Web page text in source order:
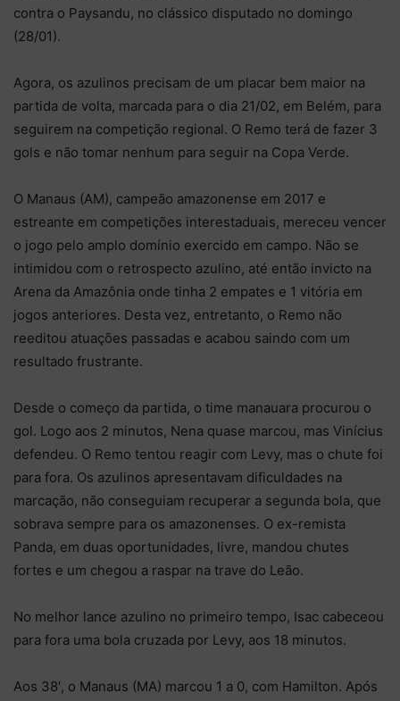
contra o Paysandu, no clássico disputado no domingo
(28/01).
Agora, os azulinos precisam de um placar bem maior na
partida de volta, marcada para o dia 21/02, em Belém, para
seguirem na competição regional. O Remo terá de fazer 3
gols e não tomar nenhum para seguir na Copa Verde.
O Manaus (AM), campeão amazonense em 2017 e
estreante em competições interestaduais, mereceu vencer
o jogo pelo amplo domínio exercido em campo. Não se
intimidou com o retrospecto azulino, até então invicto na
Arena da Amazônia onde tinha 2 empates e 1 vitória em
jogos anteriores. Desta vez, entretanto, o Remo não
reeditou atuações passadas e acabou saindo com um
resultado frustrante.
Desde o começo da partida, o time manauara procurou o
gol. Logo aos 2 minutos, Nena quase marcou, mas Vinícius
defendeu. O Remo tentou reagir com Levy, mas o chute foi
para fora. Os azulinos apresentavam dificuldades na
marcação, não conseguiam recuperar a segunda bola, que
sobrava sempre para os amazonenses. O ex-remista
Panda, em duas oportunidades, livre, mandou chutes
fortes e um chegou a raspar na trave do Leão.
No melhor lance azulino no primeiro tempo, Isac cabeceou
para fora uma bola cruzada por Levy, aos 18 minutos.
Aos 38′, o Manaus (MA) marcou 1 a 0, com Hamilton. Após